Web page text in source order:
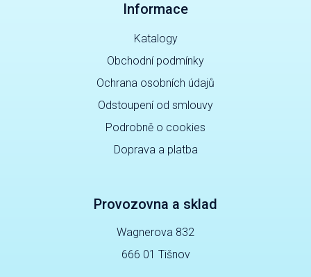
Informace
Katalogy
Obchodní podmínky
Ochrana osobních údajů
Odstoupení od smlouvy
Podrobně o cookies
Doprava a platba
Provozovna a sklad
Wagnerova 832
666 01 Tišnov